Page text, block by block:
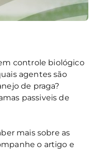
controle biológico
agentes são
de praga?
passiveis de
mais sobre as
o artigo e